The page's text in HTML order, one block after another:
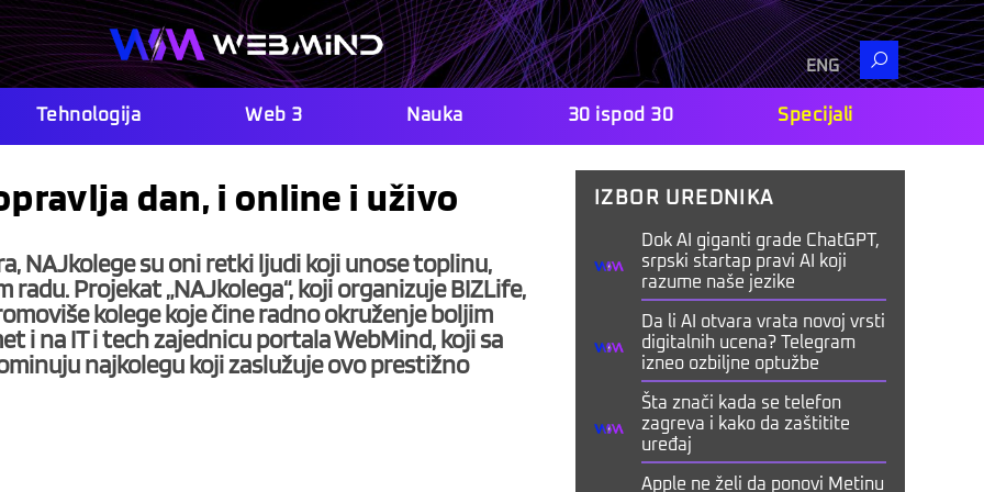
ENG
Search
Tehnologija Web 3 Nauka 30 ispod 30 Specijali
dan, i online i uživo
NAJkolege su oni retki ljudi koji unose toplinu,
Projekat „NAJkolega“, koji organizuje BIZLife,
kolege koje čine radno okruženje boljim
i na IT i tech zajednicu portala WebMind, koji sa
najkolegu koji zaslužuje ovo prestižno
IZBOR UREDNIKA
Dok AI giganti grade ChatGPT,
srpski startap pravi AI koji
razume naše jezike
Da li AI otvara vrata novoj vrsti
digitalnih ucena? Telegram
izneo ozbiljne optužbe
Šta znači kada se telefon
zagreva i kako da zaštitite
uređaj
Apple ne želi da ponovi Metinu